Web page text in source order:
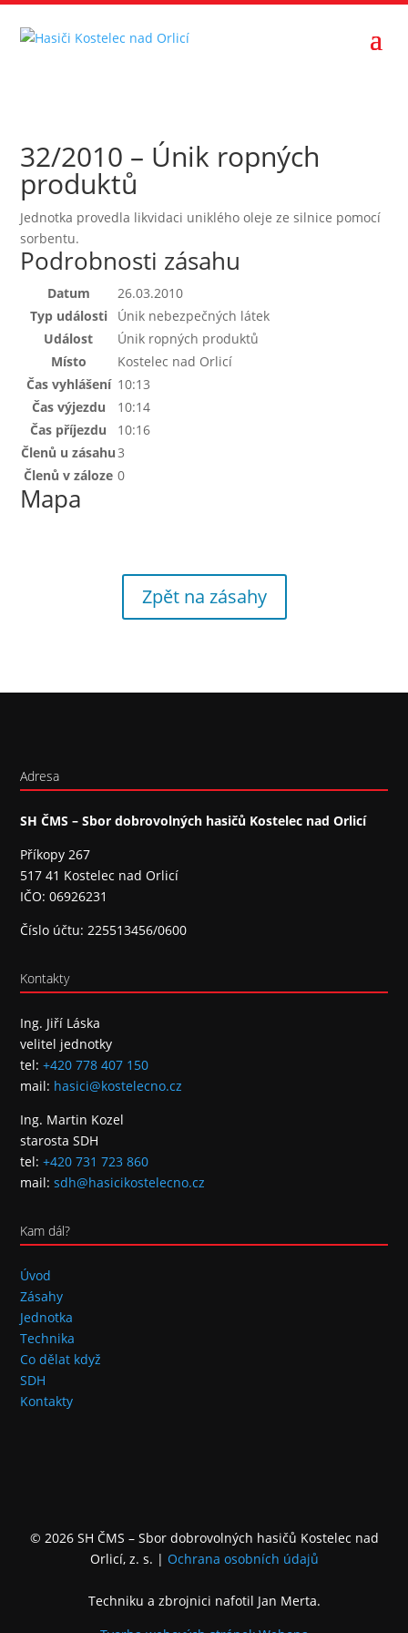
32/2010 – Únik ropných
produktů
Jednotka provedla likvidaci uniklého oleje ze silnice pomocí
sorbentu.
Podrobnosti zásahu
Datum
26.03.2010
Typ události
Únik nebezpečných látek
Událost
Únik ropných produktů
Místo
Kostelec nad Orlicí
Čas vyhlášení 10:13
Čas výjezdu
10:14
Čas příjezdu
10:16
Členů u zásahu3
Členů v záloze 0
Mapa
Zpět na zásahy
Adresa
SH ČMS – Sbor dobrovolných hasičů Kostelec nad Orlicí
Příkopy 267
517 41 Kostelec nad Orlicí
IČO: 06926231
Číslo účtu: 225513456/0600
Kontakty
Ing. Jiří Láska
velitel jednotky
tel:+420 778 407 150
mail: hasici@kostelecno.cz
Ing. Martin Kozel
starosta SDH
tel:+420 731 723 860
mail:sdh@hasicikostelecno.cz
Kam dál?
Úvod
Zásahy
Jednotka
Technika
Co dělat když
SDH
Kontakty
© 2026 SH ČMS – Sbor dobrovolných hasičů Kostelec nad
Orlicí, z. s. | Ochrana osobních údajů
Techniku a zbrojnici nafotil Jan Merta.